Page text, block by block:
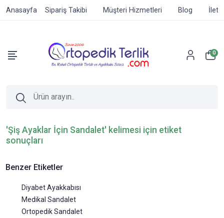
Anasayfa Sipariş Takibi Müşteri Hizmetleri Blog
0
'Şiş Ayaklar İçin Sandalet' kelimesi için etiket
sonuçları
Benzer Etiketler
Diyabet Ayakkabısı
Medikal Sandalet
Ortopedik Sandalet